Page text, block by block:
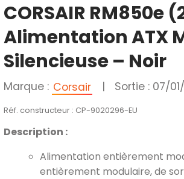
CORSAIR RM850e
Alimentation ATX
Silencieuse – Noir
Marque : Corsair | Sortie : 07/
Réf. constructeur : CP-9020296-EU
Description :
Alimentation entièrement
entièrement modulaire, de